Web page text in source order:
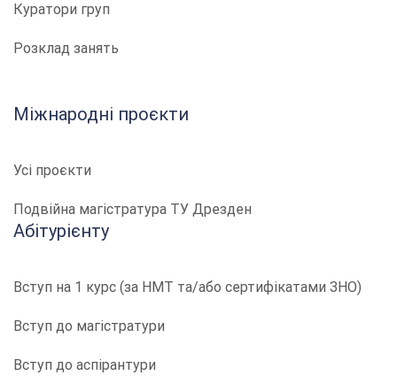
Куратори груп
Розклад занять
Міжнародні проєкти
Усі проєкти
Подвійна магістратура ТУ Дрезден
Абітурієнту
Вступ на 1 курс (за НМТ та/або сертифікатами ЗНО)
Вступ до магістратури
Вступ до аспірантури